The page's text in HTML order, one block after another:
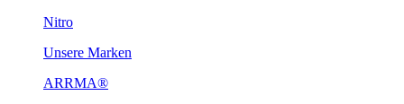
Nitro
Unsere Marken
ARRMA®